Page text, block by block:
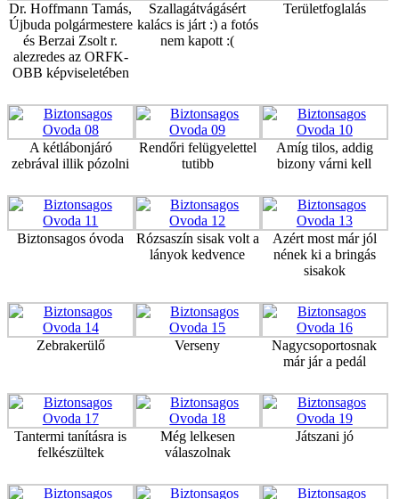
Dr. Hoffmann Tamás,
Újbuda polgármestere
és Berzai Zsolt r.
alezredes az ORFK-
OBB képviseletében
Szallagátvágásért
kalács is járt :) a fotós
nem kapott :(
Területfoglalás
A kétlábonjáró
zebrával illik pózolni
Rendőri felügyelettel
tutibb
Amíg tilos, addig
bizony várni kell
Biztonsagos óvoda
Rózsaszín sisak volt a
lányok kedvence
Azért most már jól
nének ki a bringás
sisakok
Zebrakerülő Verseny
Nagycsoportosnak
már jár a pedál
Tantermi tanításra is
felkészültek
Még lelkesen
válaszolnak
Játszani jó